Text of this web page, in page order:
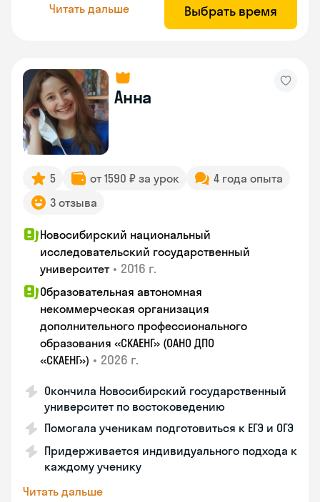
Читать дальше Выбрать время
Анна
5 от 1590 ₽ за урок
4 года опыта
3 отзыва
Новосибирский национальный
исследовательский государственный
университет • 2016 г.
Образовательная автономная
некоммерческая организация
дополнительного профессионального
образования «СКАЕНГ» (ОАНО ДПО
«СКАЕНГ») • 2026 г.
Окончила Новосибирский государственный
университет по востоковедению
Помогала ученикам подготовиться к ЕГЭ и ОГЭ
Придерживается индивидуального подхода к
каждому ученику
Читать дальше